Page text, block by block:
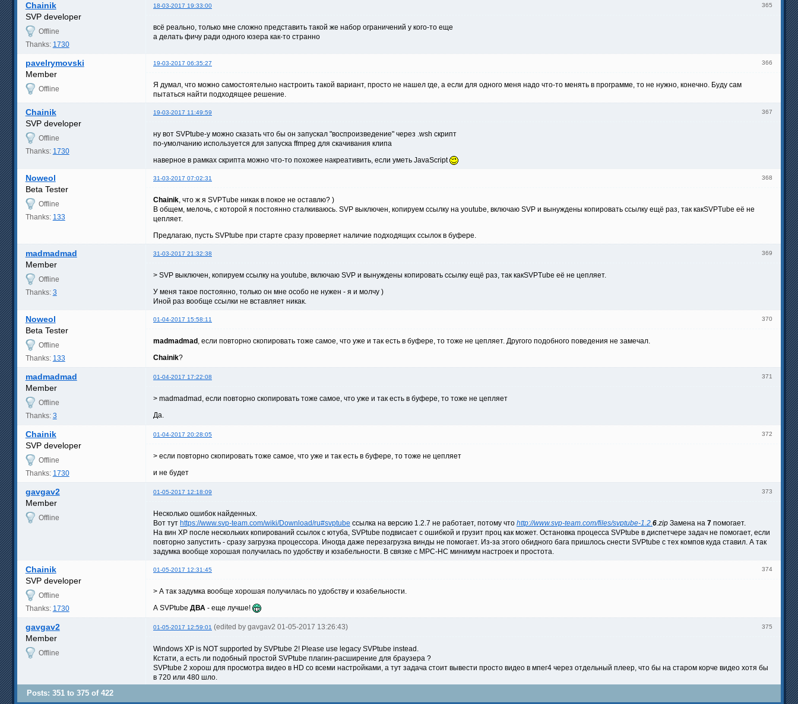
365
Chainik 18-03-2017 19:33:00
SVP developer
Offline
Thanks: 1730
всё реально, только мне сложно представить такой же набор ограничений у кого-то еще
а делать фичу ради одного юзера как-то странно
366
pavelrymovski 19-03-2017 06:35:27
Member
Offline
Я думал, что можно самостоятельно настроить такой вариант, просто не нашел где, а если для одного меня надо что-то менять в программе, то не нужно, конечно. Буду сам
пытаться найти подходящее решение.
367
Chainik 19-03-2017 11:49:59
SVP developer
Offline
Thanks: 1730
ну вот SVPtube-у можно сказать что бы он запускал "воспроизведение" через .wsh скрипт
по-умолчанию используется для запуска ffmpeg для скачивания клипа
наверное в рамках скрипта можно что-то похожее накреативить, если уметь JavaScript
368
Noweol 31-03-2017 07:02:31
Beta Tester
Offline
Thanks: 133
Chainik, что ж я SVPTube никак в покое не оставлю? )
В общем, мелочь, с которой я постоянно сталкиваюсь. SVP выключен, копируем ссылку на youtube, включаю SVP и вынуждены копировать ссылку ещё раз, так какSVPTube её не
цепляет.
Предлагаю, пусть SVPtube при старте сразу проверяет наличие подходящих ссылок в буфере.
369
madmadmad 31-03-2017 21:32:38
Member
Offline
Thanks: 3
> SVP выключен, копируем ссылку на youtube, включаю SVP и вынуждены копировать ссылку ещё раз, так какSVPTube её не цепляет.
У меня такое постоянно, только он мне особо не нужен - я и молчу )
Иной раз вообще ссылки не вставляет никак.
370
Noweol 01-04-2017 15:58:11
Beta Tester
Offline
Thanks: 133
madmadmad , если повторно скопировать тоже самое, что уже и так есть в буфере, то тоже не цепляет. Другого подобного поведения не замечал.
Chainik?
371
madmadmad 01-04-2017 17:22:08
Member
Offline
Thanks: 3
> madmadmad, если повторно скопировать тоже самое, что уже и так есть в буфере, то тоже не цепляет
Да.
372
Chainik 01-04-2017 20:28:05
SVP developer
Offline
Thanks: 1730
> если повторно скопировать тоже самое, что уже и так есть в буфере, то тоже не цепляет
и не будет
373
gavgav2 01-05-2017 12:18:09
Member
Offline
Несколько ошибок найденных.
Вот тут https://www.svp-team.com/wiki/Download/ru#svptube ссылка на версию 1.2.7 не работает, потому что http://www.svp-team.com/files/svptube-1.2.6.zip Замена на 7 помогает.
На вин XP после нескольких копирований ссылок с ютуба, SVPtube подвисает с ошибкой и грузит проц как может. Остановка процесса SVPtube в диспетчере задач не помогает, если
повторно запустить - сразу загрузка процессора. Иногда даже перезагрузка винды не помогает. Из-за этого обидного бага пришлось снести SVPtube с тех компов куда ставил. А так
задумка вообще хорошая получилась по удобству и юзабельности. В связке с MPC-HC минимум настроек и простота.
374
Chainik 01-05-2017 12:31:45
SVP developer
Offline
Thanks: 1730
> А так задумка вообще хорошая получилась по удобству и юзабельности.
А SVPtube ДВА - еще лучше!
375
gavgav2 01-05-2017 12:59:01 (edited by gavgav2 01-05-2017 13:26:43)
Member
Offline
Windows XP is NOT supported by SVPtube 2! Please use legacy SVPtube instead.
Кстати, а есть ли подобный простой SVPtube плагин-расширение для браузера ?
SVPtube 2 хорош для просмотра видео в HD со всеми настройками, а тут задача стоит вывести просто видео в мпег4 через отдельный плеер, что бы на старом корче видео хотя бы
в 720 или 480 шло.
Posts: 351 to 375 of 422